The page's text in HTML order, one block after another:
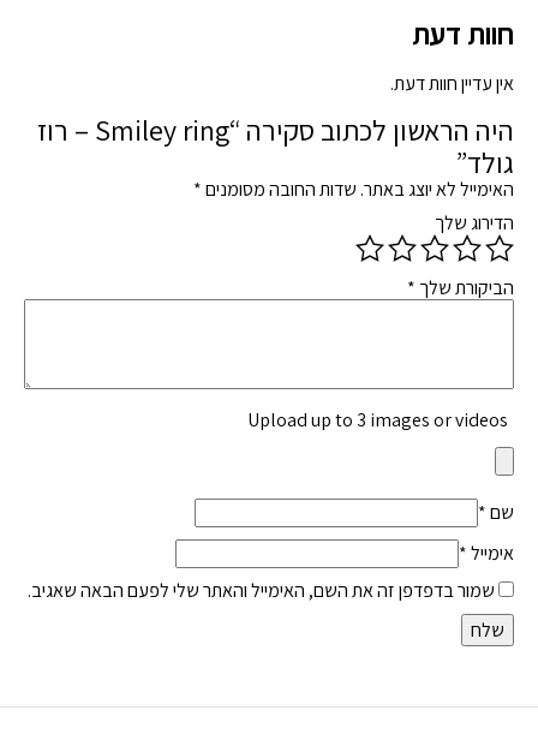
חוות דעת
אין עדיין חוות דעת.
היה הראשון לכתוב סקירה “Smiley ring – רוז
גולד”
האימייל לא יוצג באתר. שדות החובה מסומנים*
הדירוג שלך
הביקורת שלך *
Upload up to 3 images or videos
שם*
אימייל*
שמור בדפדפן זה את השם, האימייל והאתר שלי לפעם הבאה שאגיב.